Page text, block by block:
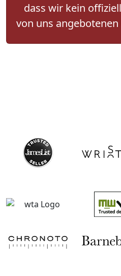
dass wir kein
von uns